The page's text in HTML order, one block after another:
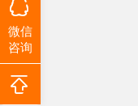
微信
咨询